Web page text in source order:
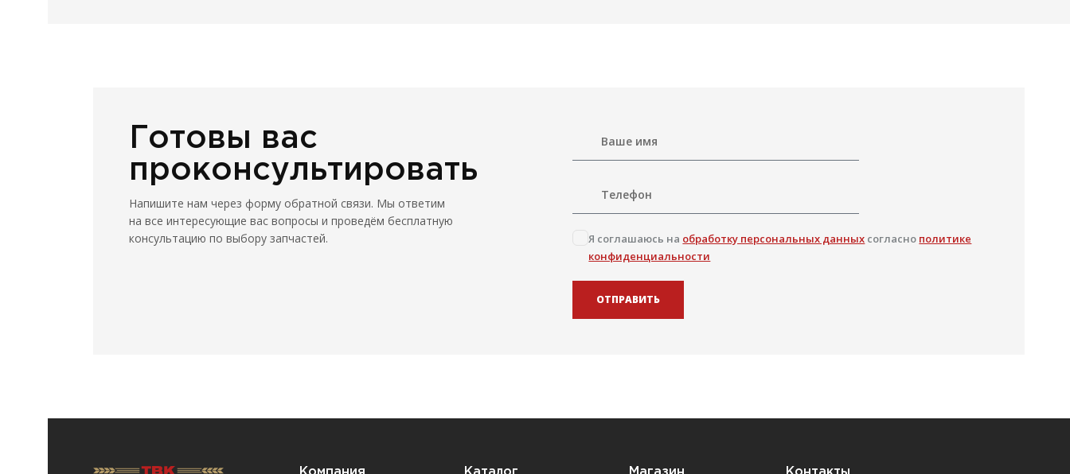
Готовы вас
проконсультировать
Напишите нам через форму обратной связи. Мы ответим
на все интересующие вас вопросы и проведём бесплатную
консультацию по выбору запчастей.
Я соглашаюсь на обработку персональных данных согласно политике
конфиденциальности
ОТПРАВИТЬ